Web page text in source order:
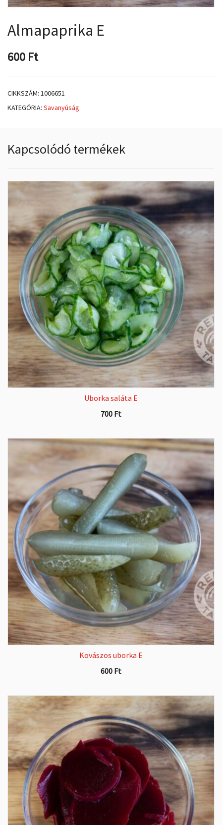
Almapaprika E
600 Ft
CIKKSZÁM: 1006651
KATEGÓRIA: Savanyúság
Kapcsolódó termékek
Uborka saláta E
700 Ft
Kovászos uborka E
600 Ft